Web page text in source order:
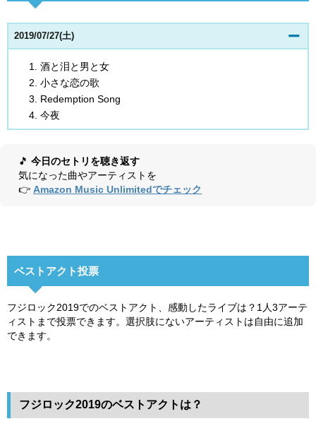
2019/07/27(土)
酒と泪と男と女
小さな恋の歌
Redemption Song
今夜
🎵 今日のセトリを聴き返す
気になった曲やアーティストを
👉 Amazon Music Unlimitedでチェック
ベストアクト投票
フジロック2019でのベストアクト、感動したライブは？1人3アーテ
ィストまで投票できます。選択肢にないアーティストは自由に追加
できます。
フジロック2019のベストアクトは？